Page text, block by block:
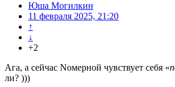
Юша Могилкин
11 февраля 2025, 21:20
↑
↓
+2
Ага, а сейчас Nомерной чувствует себя «
ли? )))